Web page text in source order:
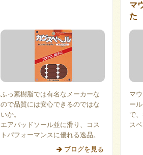
ふっ素樹脂では有名なメーカーな
ので品質には安心できるのではな
いか。
エアパッドソール並に滑り、コス
トパフォーマンスに優れる逸品。
ブログを見る
マ
た
マ
ー
で
ス